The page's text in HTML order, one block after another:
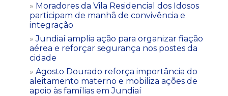
Moradores da Vila Residencial dos Idosos
participam de manhã de convivência e
integração
Jundiaí amplia ação para organizar fiação
aérea e reforçar segurança nos postes da
cidade
Agosto Dourado reforça importância do
aleitamento materno e mobiliza ações de
apoio às famílias em Jundiaí